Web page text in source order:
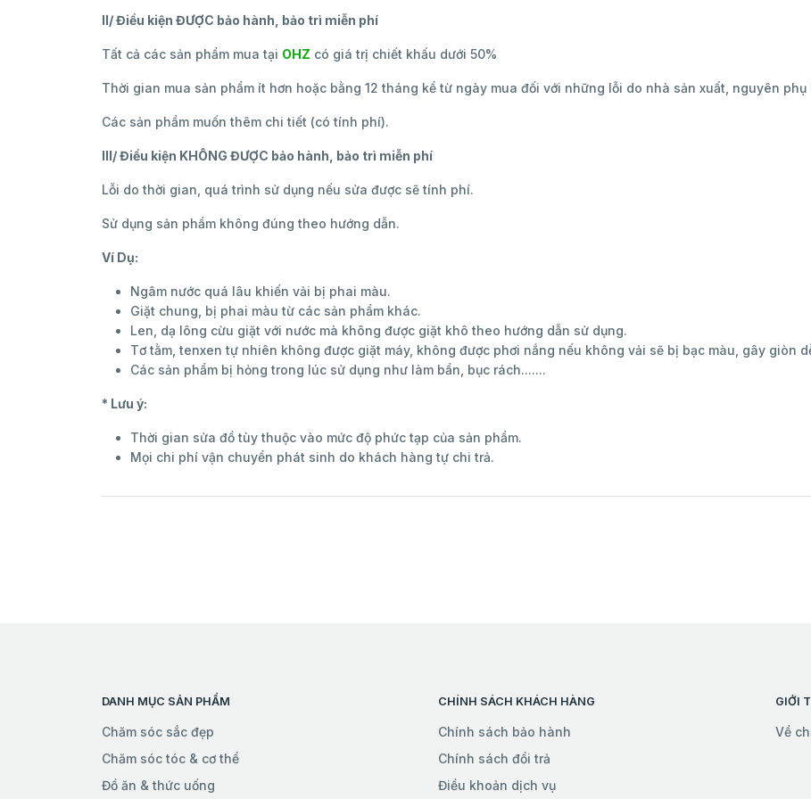
II/ Điều kiện ĐƯỢC bảo hành, bảo trì miễn phí
Tất cả các sản phẩm mua tại OHZ có giá trị chiết khấu dưới 50%
Thời gian mua sản phẩm ít hơn hoặc bằng 12 tháng kể từ ngày mua đối với những lỗi do nhà sản xuất, nguyên phụ
Các sản phẩm muốn thêm chi tiết (có tính phí).
III/ Điều kiện KHÔNG ĐƯỢC bảo hành, bảo trì miễn phí
Lỗi do thời gian, quá trình sử dụng nếu sửa được sẽ tính phí.
Sử dụng sản phẩm không đúng theo hướng dẫn.
Ví Dụ:
Ngâm nước quá lâu khiến vải bị phai màu.
Giặt chung, bị phai màu từ các sản phẩm khác.
Len, dạ lông cừu giặt với nước mà không được giặt khô theo hướng dẫn sử dụng.
Tơ tằm, tenxen tự nhiên không được giặt máy, không được phơi nắng nếu không vải sẽ bị bạc màu, gây giòn
Các sản phẩm bị hỏng trong lúc sử dụng như làm bẩn, bục rách.......
* Lưu ý:
Thời gian sửa đồ tùy thuộc vào mức độ phức tạp của sản phẩm.
Mọi chi phí vận chuyển phát sinh do khách hàng tự chi trả.
DANH MỤC SẢN PHẨM
Chăm sóc sắc đẹp
Chăm sóc tóc & cơ thể
Đồ ăn & thức uống
CHÍNH SÁCH KHÁCH HÀNG
Chính sách bảo hành
Chính sách đổi trả
Điều khoản dịch vụ
GIỚI
Về